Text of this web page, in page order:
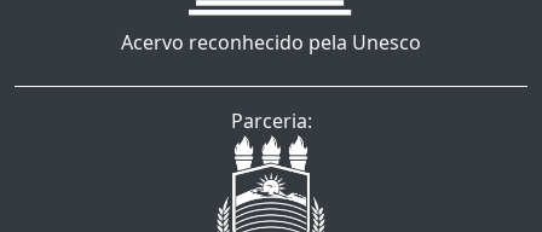
Acervo reconhecido pela Unesco
Parceria: